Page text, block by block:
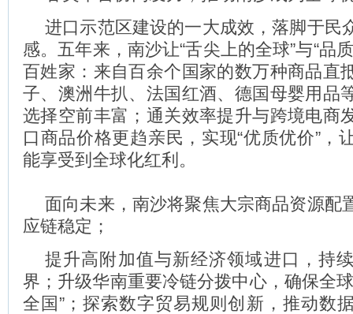
进口示范区建设的一大成效，落脚于民
感。五年来，南沙让“舌尖上的全球”与“品
百姓家：来自百余个国家的数万种商品直
子、澳洲牛扒、法国红酒、德国母婴用品
选择空前丰富；通关效率提升与跨境电商
口商品价格更趋亲民，实现“优质优价”，
能享受到全球化红利。
面向未来，南沙将聚焦大宗商品资源配
应链稳定；
提升高附加值与新经济领域进口，持
界；升级华南重要冷链分拨中心，确保全
全国”；探索数字贸易规则创新，推动数